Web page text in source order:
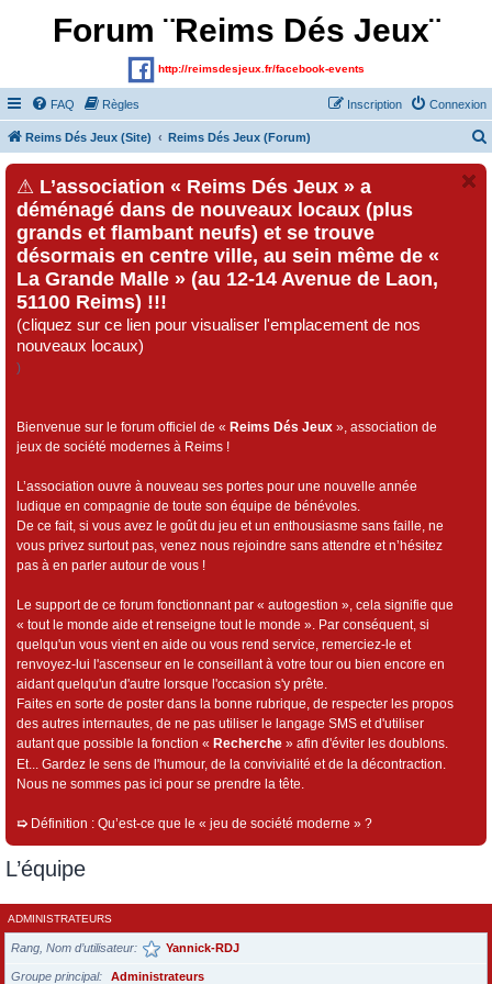
Forum ¨Reims Dés Jeux¨
http://reimsdesjeux.fr/facebook-events
FAQ Règles Connexion
Inscription
Reims Dés Jeux (Site) Reims Dés Jeux (Forum)
⚠ L’association « Reims Dés Jeux » a
déménagé dans de nouveaux locaux (plus
grands et flambant neufs) et se trouve
désormais en centre ville, au sein même de «
La Grande Malle » (au 12-14 Avenue de Laon,
51100 Reims) !!!
(cliquez sur ce lien pour visualiser l'emplacement de nos
nouveaux locaux)
)
Bienvenue sur le forum officiel de « Reims Dés Jeux », association de
jeux de société modernes à Reims !
L’association ouvre à nouveau ses portes pour une nouvelle année
ludique en compagnie de toute son équipe de bénévoles.
De ce fait, si vous avez le goût du jeu et un enthousiasme sans faille, ne
vous privez surtout pas, venez nous rejoindre sans attendre et n’hésitez
pas à en parler autour de vous !
Le support de ce forum fonctionnant par « autogestion », cela signifie que
« tout le monde aide et renseigne tout le monde ». Par conséquent, si
quelqu'un vous vient en aide ou vous rend service, remerciez-le et
renvoyez-lui l'ascenseur en le conseillant à votre tour ou bien encore en
aidant quelqu'un d'autre lorsque l'occasion s'y prête.
Faites en sorte de poster dans la bonne rubrique, de respecter les propos
des autres internautes, de ne pas utiliser le langage SMS et d'utiliser
autant que possible la fonction « Recherche » afin d'éviter les doublons.
Et... Gardez le sens de l'humour, de la convivialité et de la décontraction.
Nous ne sommes pas ici pour se prendre la tête.
➯ Définition : Qu’est-ce que le « jeu de société moderne » ?
L’équipe
ADMINISTRATEURS
Rang, Nom d’utilisateur Yannick-RDJ
Groupe principal Administrateurs